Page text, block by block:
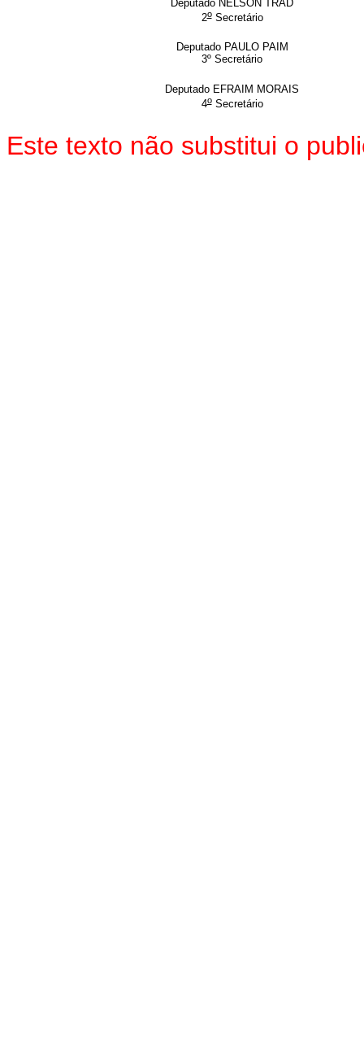
Deputado NELSON TRAD
2oSecretário
Deputado PAULO PAIM
3º Secretário
Deputado EFRAIM MORAIS
4oSecretário
Este texto não substitui o